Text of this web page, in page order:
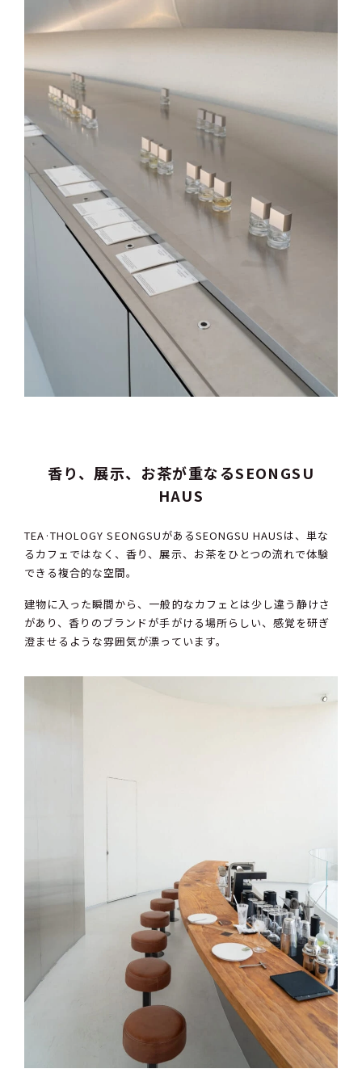
香り、展示、お茶が重なるSEONGSU
HAUS
TEA·THOLOGY SEONGSUがあるSEONGSU HAUSは、単な
るカフェではなく、香り、展示、お茶をひとつの流れで体験
できる複合的な空間。
建物に入った瞬間から、一般的なカフェとは少し違う静けさ
があり、香りのブランドが手がける場所らしい、感覚を研ぎ
澄ませるような雰囲気が漂っています。